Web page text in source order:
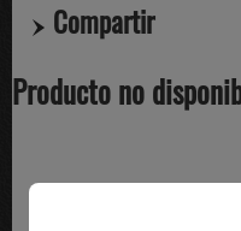
Compartir
Producto no
TE